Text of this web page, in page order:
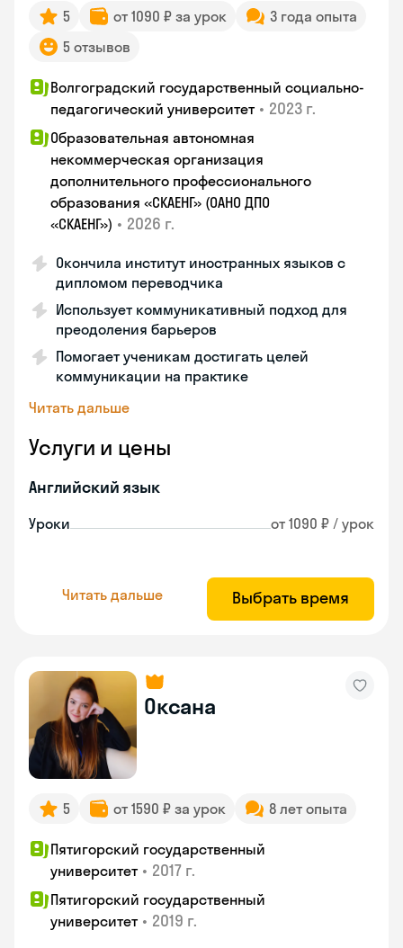
5 от 1090 ₽ за урок
3 года опыта
5 отзывов
Волгоградский государственный социально-
педагогический университет • 2023 г.
Образовательная автономная
некоммерческая организация
дополнительного профессионального
образования «СКАЕНГ» (ОАНО ДПО
«СКАЕНГ») • 2026 г.
Окончила институт иностранных языков с
дипломом переводчика
Использует коммуникативный подход для
преодоления барьеров
Помогает ученикам достигать целей
коммуникации на практике
Читать дальше
Услуги и цены
Английский язык
Уроки от 1090 ₽ / урок
Читать дальше Выбрать время
Оксана
5 от 1590 ₽ за урок 8 лет опыта
Пятигорский государственный
университет • 2017 г.
Пятигорский государственный
университет • 2019 г.